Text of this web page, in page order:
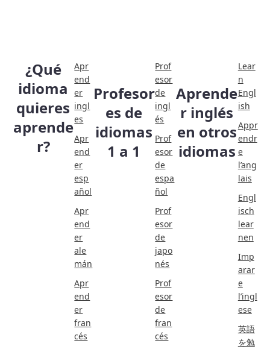
¿Qué
idioma
quieres
aprende
r?
Apr
end
er
ingl
es
Apr
end
er
esp
añol
Apr
end
er
ale
mán
Apr
end
er
fran
cés
Profesor
es de
idiomas
1 a 1
Prof
esor
de
ingl
és
Prof
esor
de
espa
ñol
Prof
esor
de
japo
nés
Prof
esor
de
fran
cés
Aprende
r inglés
en otros
idiomas
Lear
n
Engl
ish
Appr
endr
e
l’ang
lais
Engl
isch
lear
nen
Imp
arar
e
l’ingl
ese
英語
を勉